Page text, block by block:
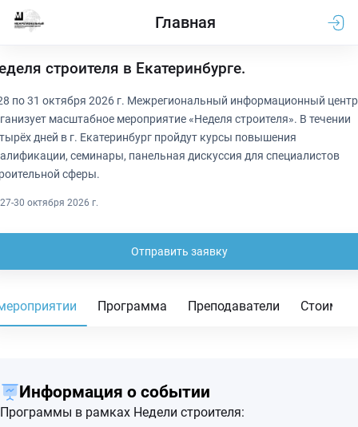
Главная
строителя в Екатеринбурге.
по 31 октября 2026 г. Межрегиональный информационный центр
масштабное мероприятие «Неделя строителя». В течении
дней в г. Екатеринбург пройдут курсы повышения
семинары, панельная дискуссия для специалистов
сферы.
27-30 октября 2026 г.
Отправить заявку
Программа Преподаватели
Информация о событии
Программы в рамках Недели строителя: